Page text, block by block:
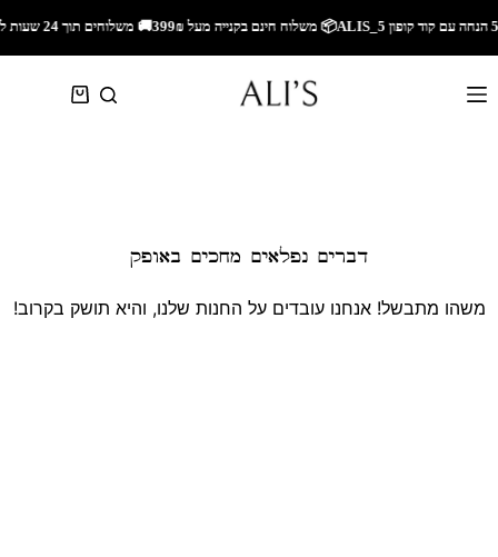
🚚 משלוחים תוך 24 שעות לאזור השרון🚚 משלוחים מהירים לכל הארץ🎁 5% הנחה עם קוד קופון ALIS_5📦 משלוח חינם בקנייה מעל 299₪
דברים נפלאים מחכים באופק
משהו מתבשל! אנחנו עובדים על החנות שלנו, והיא תושק בקרוב!